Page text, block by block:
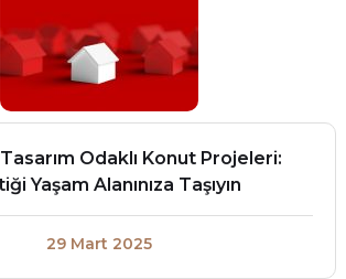
Odaklı Konut Projeleri:
Yaşam Alanınıza Taşıyın
29 Mart 2025